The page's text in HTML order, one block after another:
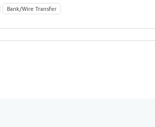
Bank/Wire Transfer